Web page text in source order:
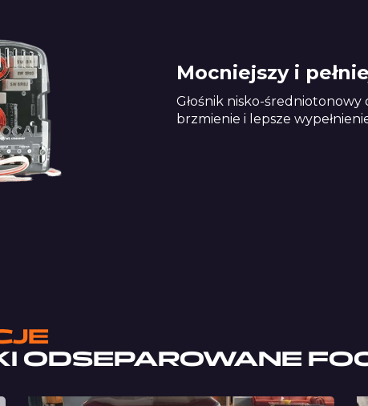
Mocniejszy i
Głośnik nisko-średniotonowy
brzmienie i lepsze
ODSEPAROWANE